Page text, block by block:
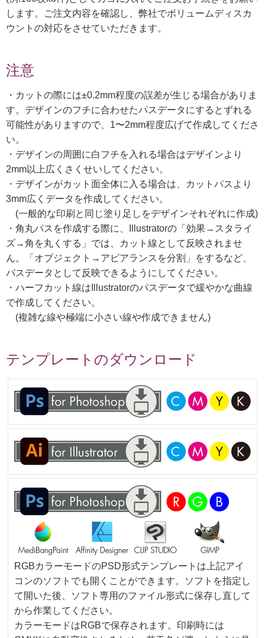
します。ご注文内容を確認し、弊社でボリュームディスカ
ウントの対応をさせていただきます。
注意
・カットの際には±0.2mm程度の誤差が生じる場合がありま
す。デザインのフチに合わせたパスデータにするとずれる
可能性がありますので、1〜2mm程度広げて作成してくださ
い。
・デザインの周囲に白フチを入れる場合はデザインより
2mm以上広くさくせいしてください。
・デザインがカット面全体に入る場合は、カットパスより
3mm広くデータを作成してください。
(一般的な印刷と同じ塗り足しをデザインそれぞれに作成)
・角丸パスを作成する際に、Illustratorの「効果→スタライ
ズ→角を丸くする」では、カット線として反映されませ
ん。「オブジェクト→アピアランスを分割」をするなど、
パスデータとして反映できるようにしてください。
・ハーフカット線はIllustratorのパスデータで緩やかな曲線
で作成してください。
(複雑な線や極端に小さい線や作成できません)
テンプレートのダウンロード
RGBカラーモードのPSD形式テンプレートは上記アイ
コンのソフトでも開くことができます。ソフトを指定し
て開いた後、ソフト専用のファイル形式に保存し直して
から作業してください。
カラーモードはRGBで保存されます。印刷時には